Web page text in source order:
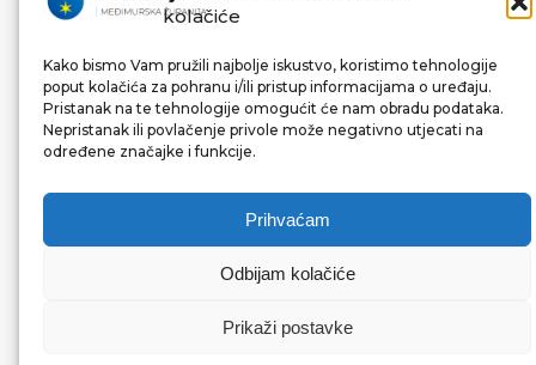
kolačiće
Kako bismo Vam pružili najbolje iskustvo, koristimo tehnologije
poput kolačića za pohranu i/ili pristup informacijama o uređaju.
Pristanak na te tehnologije omogućit će nam obradu podataka.
Nepristanak ili povlačenje privole može negativno utjecati na
određene značajke i funkcije.
Prihvaćam
Odbijam kolačiće
Prikaži postavke
REPUBLIKA HRVATSKA
© 2022 Međimurska županija. Sva prava pridržana.